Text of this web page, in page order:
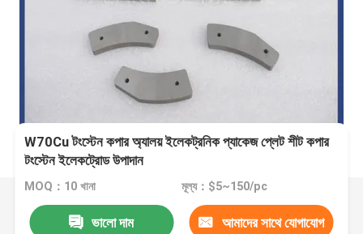
W70Cu টংস্টেন কপার অ্যালয় ইলেকট্রনিক প্যাকেজ প্লেট শীট কপার
টংস্টেন ইলেকট্রোড উপাদান
MOQ：10 খানা মূল্য：$5~150/pc
ভালো দাম আমাদের সাথে যোগাযোগ